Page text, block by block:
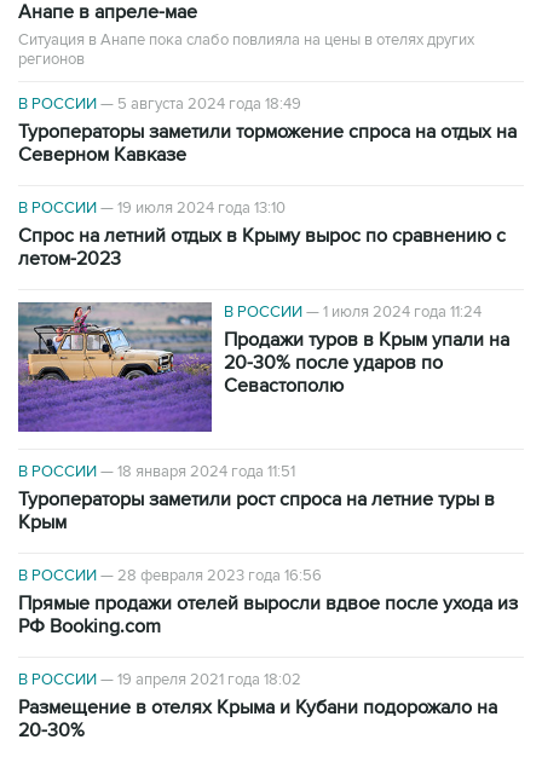
Анапе в апреле-мае
Ситуация в Анапе пока слабо повлияла на цены в отелях других
регионов
В РОССИИ— 5 августа 2024 года 18:49
Туроператоры заметили торможение спроса на отдых на
Северном Кавказе
В РОССИИ—19 июля 2024 года 13:10
Cпрос на летний отдых в Крыму вырос по сравнению с
летом-2023
В РОССИИ—1 июля 2024 года 11:24
Продажи туров в Крым упали на
20-30% после ударов по
Севастополю
В РОССИИ—18 января 2024 года 11:51
Туроператоры заметили рост спроса на летние туры в
Крым
В РОССИИ—28 февраля 2023 года 16:56
Прямые продажи отелей выросли вдвое после ухода из
РФ Booking.com
В РОССИИ—19 апреля 2021 года 18:02
Размещение в отелях Крыма и Кубани подорожало на
20-30%